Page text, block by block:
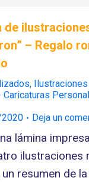
de
– Regalo
,
Ilustraciones
Deja un
lámina
ilustraciones
resumen de